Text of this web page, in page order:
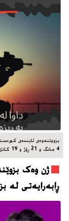
بزووتنه‌وه‌ی ئاینده‌ی
4 مانگ و 21 ڕۆژ و 19 کاتژمێر و 18 خوله‌ک له‌مه‌وپێش‌
ژن وەک
ڕابەرایەتی لە